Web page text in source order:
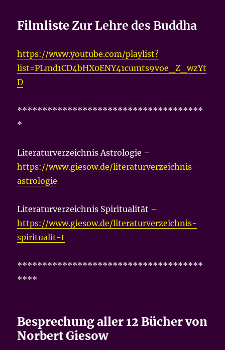
FilmlisteZur Lehre des Buddha
https://www.youtube.com/playlist?
list=PLmd1CD4bHX0ENY41cumts9voe_Z_wzYt
D
*************************************
*
Literaturverzeichnis Astrologie –
https://www.giesow.de/literaturverzeichnis-
astrologie
Literaturverzeichnis Spiritualität –
https://www.giesow.de/literaturverzeichnis-
spiritualit-t
*************************************
****
Besprechung aller 12 Bücher von
Norbert Giesow